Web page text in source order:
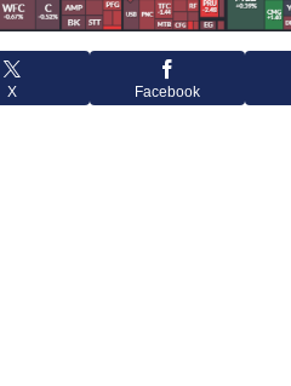
X Facebook